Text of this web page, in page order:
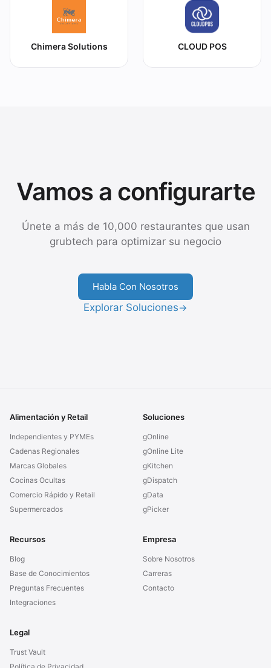
Chimera Solutions CLOUD POS
Vamos a configurarte
Únete a más de 10,000 restaurantes que usan
grubtech para optimizar su negocio
Habla Con Nosotros
Explorar Soluciones→
Alimentación y Retail
Independientes y PYMEs
Cadenas Regionales
Marcas Globales
Cocinas Ocultas
Comercio Rápido y Retail
Supermercados
Soluciones
gOnline
gOnline Lite
gKitchen
gDispatch
gData
gPicker
Recursos
Blog
Base de Conocimientos
Preguntas Frecuentes
Integraciones
Empresa
Sobre Nosotros
Carreras
Contacto
Legal
Trust Vault